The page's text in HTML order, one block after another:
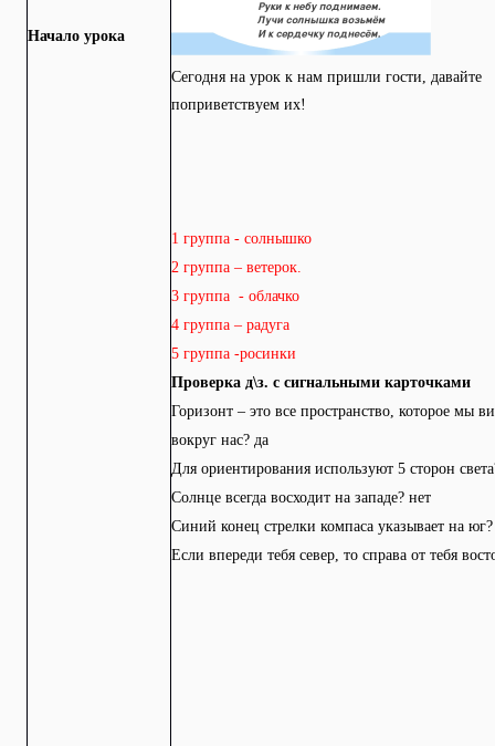
Начало урока
Сегодня на урок к нам пришли гости, давайте
поприветствуем их!
1 группа - солнышко
2 группа – ветерок.
3 группа - облачко
4 группа – радуга
5 группа -росинки
Проверка д\з. с сигнальными карточками
Горизонт – это все пространство, которое мы
вокруг нас? да
Для ориентирования используют 5 сторон
Солнце всегда восходит на западе? нет
Синий конец стрелки компаса указывает на
Если впереди тебя север, то справа от тебя